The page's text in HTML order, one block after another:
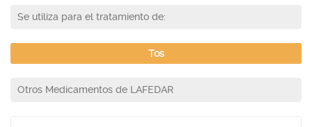
Se utiliza para el tratamiento de:
Tos
Otros Medicamentos de LAFEDAR